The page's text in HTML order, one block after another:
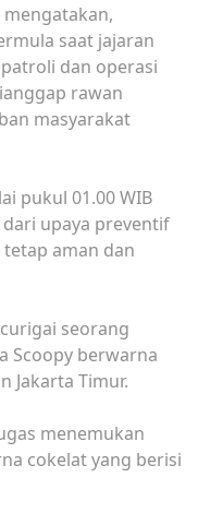
saat jajaran
dan operasi
rawan
masyarakat
pukul 01.00 WIB
dari upaya preventif
aman dan
seorang
Scoopy berwarna
Jakarta Timur.
menemukan
cokelat yang berisi